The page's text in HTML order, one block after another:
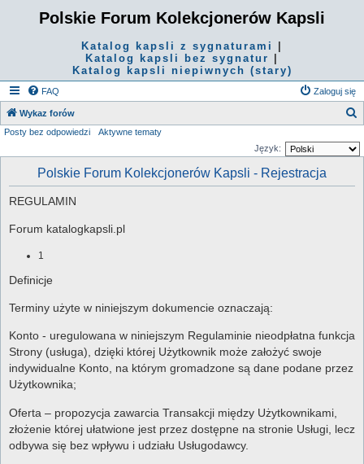
Polskie Forum Kolekcjonerów Kapsli
Katalog kapsli z sygnaturami
Katalog kapsli bez sygnatur
Katalog kapsli niepiwnych (stary)
FAQ Zaloguj się
Wykaz forów
Posty bez odpowiedzi
Aktywne tematy
Język:
Polskie Forum Kolekcjonerów Kapsli - Rejestracja
REGULAMIN
Forum katalogkapsli.pl
1
Definicje
Terminy użyte w niniejszym dokumencie oznaczają:
Konto - uregulowana w niniejszym Regulaminie nieodpłatna funkcja
Strony (usługa), dzięki której Użytkownik może założyć swoje
indywidualne Konto, na którym gromadzone są dane podane przez
Użytkownika;
Oferta – propozycja zawarcia Transakcji między Użytkownikami,
złożenie której ułatwione jest przez dostępne na stronie Usługi, lecz
odbywa się bez wpływu i udziału Usługodawcy.